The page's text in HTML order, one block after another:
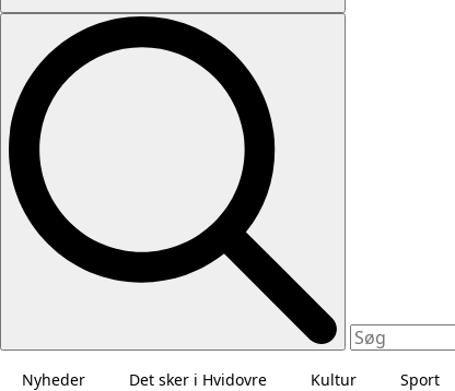
Nyheder Det sker i Hvidovre Kultur Sport